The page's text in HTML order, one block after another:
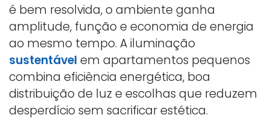
é bem resolvida, o ambiente ganha
amplitude, função e economia de energia
ao mesmo tempo. A iluminação
sustentável em apartamentos pequenos
combina eficiência energética, boa
distribuição de luz e escolhas que reduzem
desperdício sem sacrificar estética.